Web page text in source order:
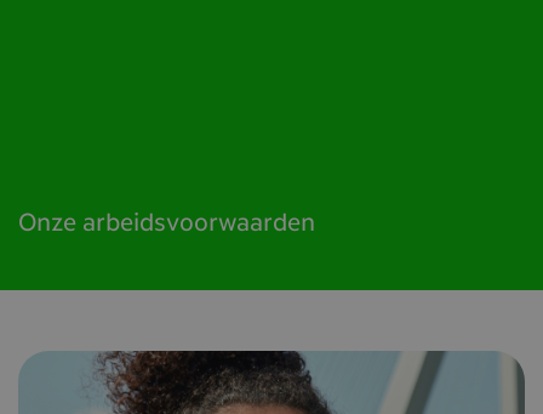
Onze arbeidsvoorwaarden